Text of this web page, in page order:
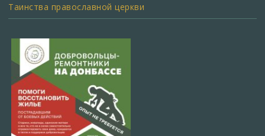
Таинства православной церкви